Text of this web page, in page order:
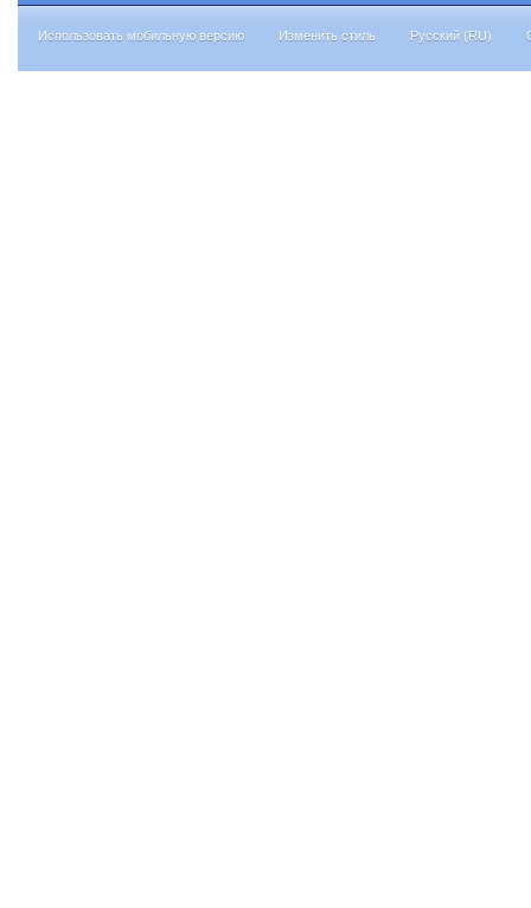
Использовать мобильную версию Изменить стиль Русский (RU)